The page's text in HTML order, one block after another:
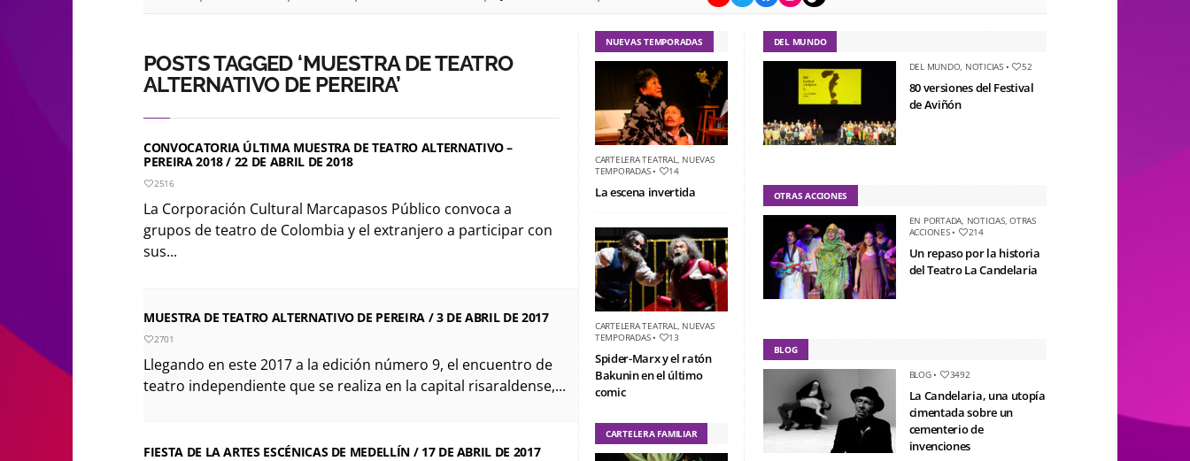
POSTS TAGGED ‘MUESTRA DE TEATRO
ALTERNATIVO DE PEREIRA’
CONVOCATORIA ÚLTIMA MUESTRA DE TEATRO ALTERNATIVO –
PEREIRA 2018 / 22 DE ABRIL DE 2018
2516
La Corporación Cultural Marcapasos Público convoca a
grupos de teatro de Colombia y el extranjero a participar con
sus...
MUESTRA DE TEATRO ALTERNATIVO DE PEREIRA / 3 DE ABRIL DE 2017
2701
Llegando en este 2017 a la edición número 9, el encuentro de
teatro independiente que se realiza en la capital risaraldense,...
FIESTA DE LA ARTES ESCÉNICAS DE MEDELLÍN / 17 DE ABRIL DE 2017
NUEVAS TEMPORADAS
CARTELERA TEATRAL, NUEVAS
TEMPORADAS• 14
La escena invertida
CARTELERA TEATRAL, NUEVAS
TEMPORADAS• 13
Spider-Marx y el ratón
Bakunin en el último
comic
CARTELERA FAMILIAR
DEL MUNDO
DEL MUNDO, NOTICIAS• 52
80 versiones del Festival
de Aviñón
OTRAS ACCIONES
EN PORTADA, NOTICIAS,OTRAS
ACCIONES• 214
Un repaso por la historia
del Teatro La Candelaria
BLOG
BLOG• 3492
La Candelaria, una utopía
cimentada sobre un
cementerio de
invenciones